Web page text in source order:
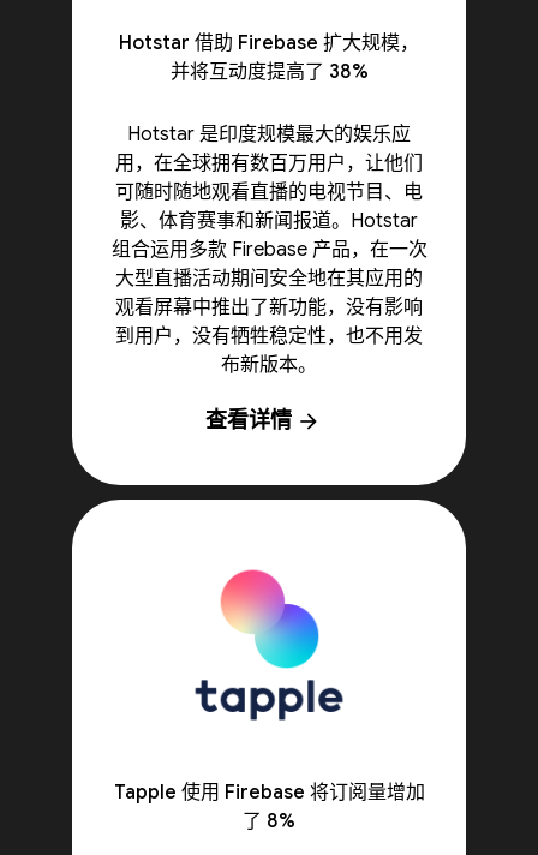
Hotstar 借助 Firebase 扩大规模，
并将互动度提高了 38%
Hotstar 是印度规模最大的娱乐应
用，在全球拥有数百万用户，让他们
可随时随地观看直播的电视节目、电
影、体育赛事和新闻报道。Hotstar
组合运用多款 Firebase 产品，在一次
大型直播活动期间安全地在其应用的
观看屏幕中推出了新功能，没有影响
到用户，没有牺牲稳定性，也不用发
布新版本。
查看详情 arrow_forward
Tapple 使用 Firebase 将订阅量增加
了 8%